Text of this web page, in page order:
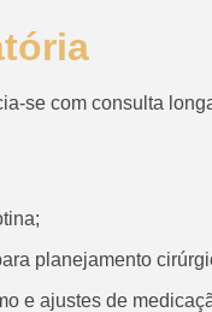
se com consulta
planejamento
e ajustes de